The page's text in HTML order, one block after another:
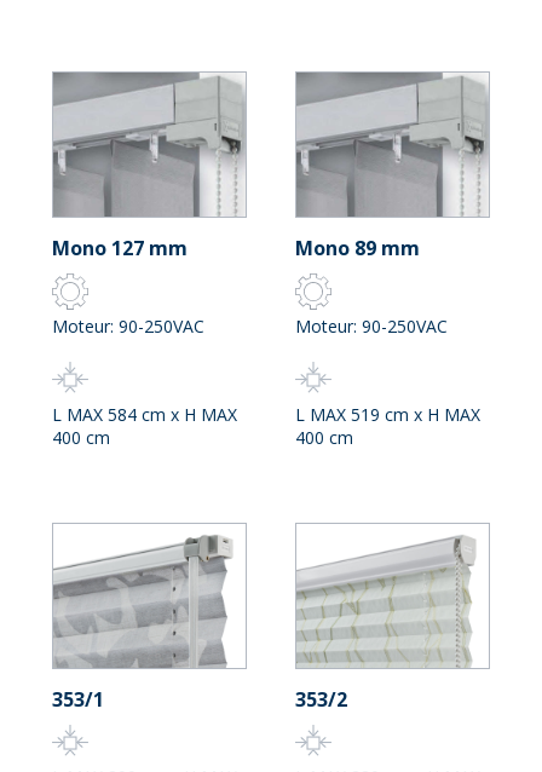
Mono 127 mm
Moteur: 90-250VAC
L MAX 584 cm x H MAX
400 cm
Mono 89 mm
Moteur: 90-250VAC
L MAX 519 cm x H MAX
400 cm
353/1 353/2